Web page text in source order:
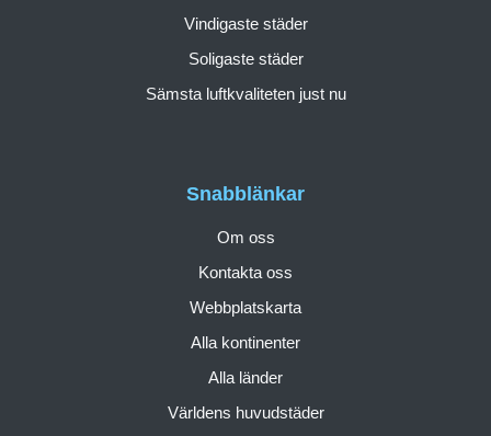
Snabblänkar
Om oss
Kontakta oss
Webbplatskarta
Alla kontinenter
Alla länder
Världens huvudstäder
Vindigaste städer
Soligaste städer
Sämsta luftkvaliteten just nu